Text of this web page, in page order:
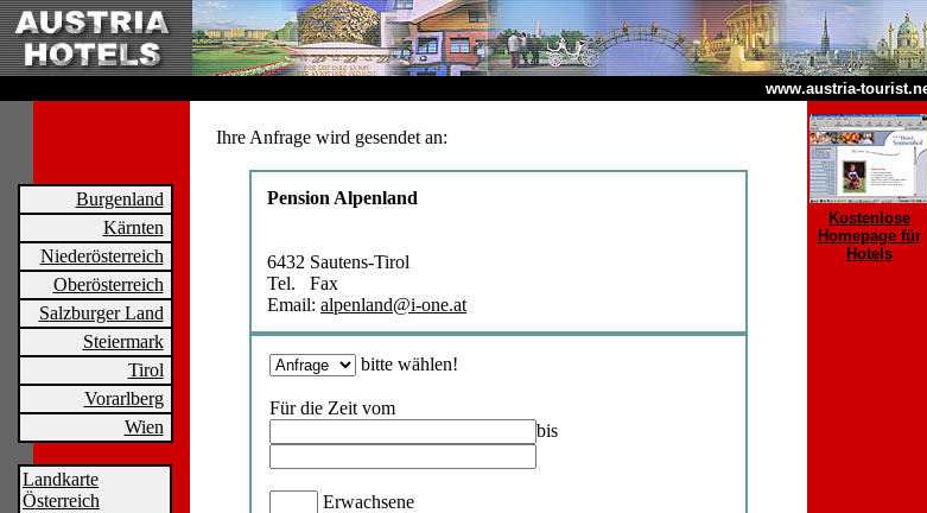
www.austria-
Burgenland
Kärnten
Niederösterreich
Oberösterreich
Salzburger Land
Steiermark
Tirol
Vorarlberg
Wien
Landkarte
Österreich
Ihre Anfrage wird gesendet an:
Pension Alpenland
6432 Sautens-Tirol
Tel. Fax
Email: alpenland@i-one.at
bitte wählen!
Für die Zeit vom
bis
Erwachsene
Kostenlose
Homepage für
Hotels